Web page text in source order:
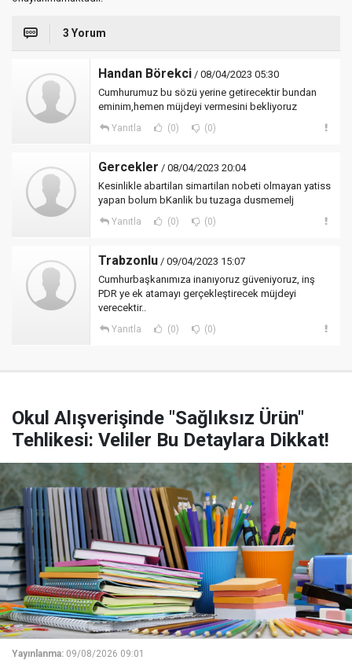
3 Yorum
Handan Börekci / 08/04/2023 05:30
Cumhurumuz bu sözü yerine getirecektir bundan
eminim,hemen müjdeyi vermesini bekliyoruz
Yanıtla (0) (0)
Gercekler / 08/04/2023 20:04
Kesinlikle abartilan simartilan nobeti olmayan yatiss
yapan bolum bKanlik bu tuzaga dusmemelj
Yanıtla (0) (0)
Trabzonlu / 09/04/2023 15:07
Cumhurbaşkanımıza inanıyoruz güveniyoruz, inş
PDR ye ek atamayı gerçekleştirecek müjdeyi
verecektir..
Yanıtla (0) (0)
Okul Alışverişinde "Sağlıksız Ürün"
Tehlikesi: Veliler Bu Detaylara Dikkat!
Yayınlanma: 09/08/2026 09:01